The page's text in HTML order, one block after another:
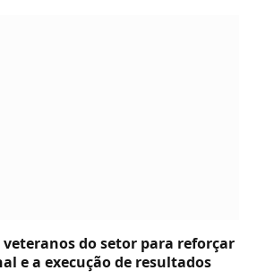
do setor para reforçar
e a execução de resultados